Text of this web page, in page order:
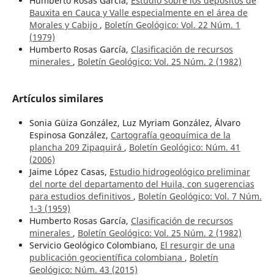
Bauxita en Cauca y Valle especialmente en el área de
Morales y Cabijo , Boletín Geológico: Vol. 22 Núm. 1
(1979)
Humberto Rosas García, Clasificación de recursos
minerales , Boletín Geológico: Vol. 25 Núm. 2 (1982)
Artículos similares
Sonia Güiza González, Luz Myriam González, Álvaro
Espinosa González, Cartografía geoquímica de la
plancha 209 Zipaquirá , Boletín Geológico: Núm. 41
(2006)
Jaime López Casas, Estudio hidrogeológico preliminar
del norte del departamento del Huila, con sugerencias
para estudios definitivos , Boletín Geológico: Vol. 7 Núm.
1-3 (1959)
Humberto Rosas García, Clasificación de recursos
minerales , Boletín Geológico: Vol. 25 Núm. 2 (1982)
Servicio Geológico Colombiano, El resurgir de una
publicación geocientífica colombiana , Boletín
Geológico: Núm. 43 (2015)